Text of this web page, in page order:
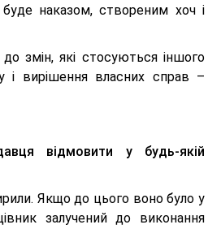
наказом, створеним хоч і
змін, які стосуються іншого
і вирішення власних справ –
відмовити у будь-якій
Якщо до цього воно було у
залучений до виконання